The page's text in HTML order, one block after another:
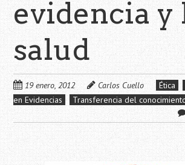
evidencia y
salud
19 enero, 2012 Carlos Cuello Ética
en Evidencias
Transferencia del